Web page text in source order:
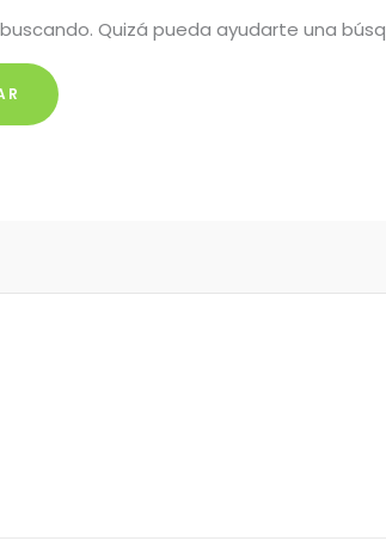
Quizá pueda ayudarte una